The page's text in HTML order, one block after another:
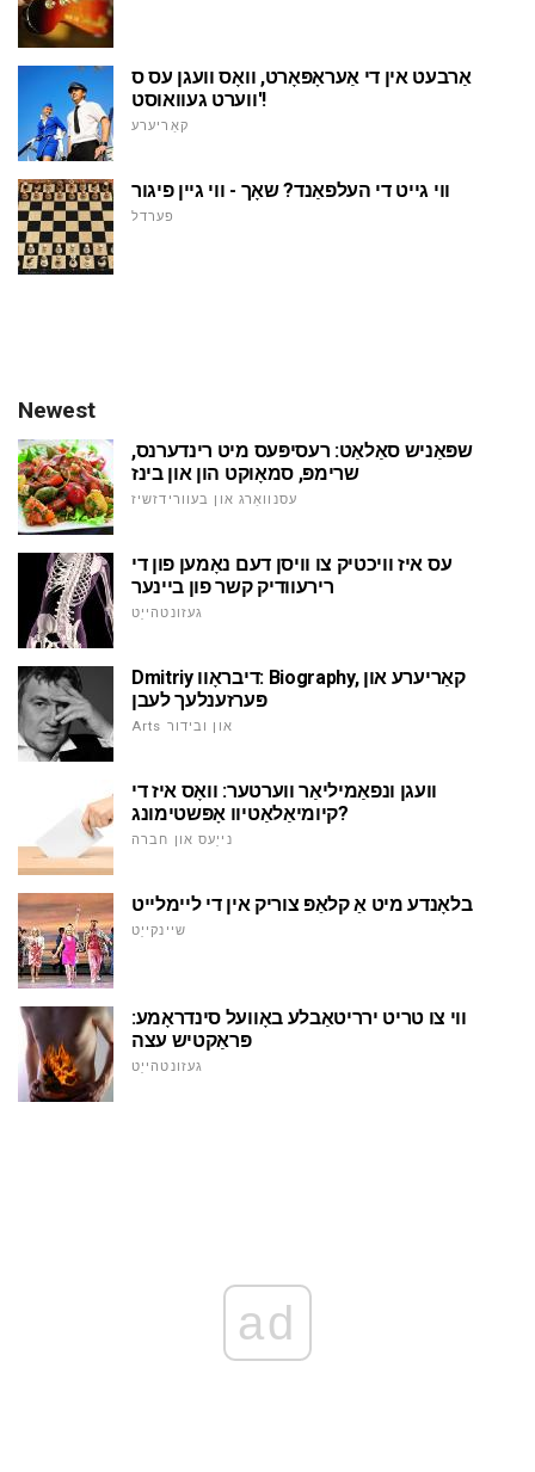
אַרבעט אין די אַעראָפּאָרט, וואָס וועגן עס ס
'ווערט געוואוסט!
קאַריערע
ווי גייט די העלפאַנד? שאָך - ווי גיין פיגור
פערדל
Newest
שפּאַניש סאַלאַט: רעסיפּעס מיט רינדערנס,
שרימפּ, סמאָוקט הון און בינז
עסנוואַרג און בעוורידזשיז
עס איז וויכטיק צו וויסן דעם נאָמען פון די
רירעוודיק קשר פון ביינער
געזונטהייַט
Dmitriy דיבראָוו: Biography, קאַריערע און
פּערזענלעך לעבן
Arts און ובידור
וועגן ונפאַמיליאַר ווערטער: וואָס איז די
קיומיאַלאַטיוו אָפּשטימונג?
נייַעס און חברה
בלאָנדע מיט אַ קלאַפּ צוריק אין די ליימלייט
שיינקייַט
ווי צו טריט ירריטאַבלע באָוועל סינדראָמע:
פּראַקטיש עצה
געזונטהייַט
ad